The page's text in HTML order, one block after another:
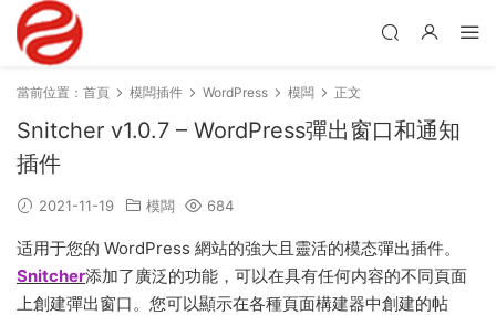
當前位置： 首頁 模闆插件 WordPress 模闆 正文
Snitcher v1.0.7 – WordPress彈出窗口和通知
插件
2021-11-19 模闆 684
适用于您的 WordPress 網站的強大且靈活的模态彈出插件。
Snitcher添加了廣泛的功能，可以在具有任何内容的不同頁面
上創建彈出窗口。您可以顯示在各種頁面構建器中創建的帖